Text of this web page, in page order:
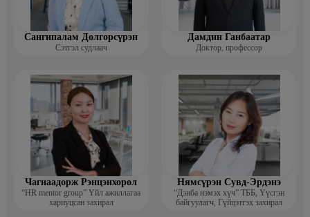
Сангипалам Долгорсүрэн
Сэтгэл судлаач
Дамдин Ганбаатар
Доктор, профессор
Чагнаадорж Рэнцэнхорол
“HR mentor group” Үйл ажиллагаа
хариуцсан захирал
Нямсүрэн Сувд-Эрдэнэ
“Дэнба нэмэх хүч” ТББ, Үүсгэн
байгуулагч, Гүйцэтгэх захирал